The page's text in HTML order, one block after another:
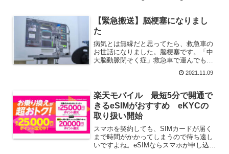
などイケてないところもあります。実機
なるはずです。
【緊急搬送】脳梗塞になりまし
た
病気とは無縁だと思ってたら、救急車の
お世話になりました。脳梗塞です。「中
大脳動脈閉そく症」救急車で運んでもら
っていたために、手術がすぐにできたこ
た。脳梗塞は、処置が早け...
2021.11.09
楽天モバイル 最短5分で開通で
きるeSIMがおすすめ eKYCの
取り扱い開始
スマホを契約しても、SIMカードが届く
まで時間がかかってしまうので待ち遠し
いですよね。eSIMならスマホが申し込み